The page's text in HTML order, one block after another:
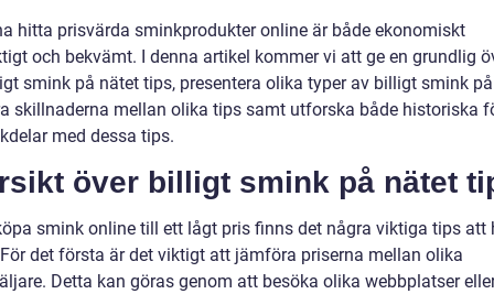
hitta prisvärda sminkprodukter online är både ekonomiskt
och bekvämt. I denna artikel kommer vi att ge en grundlig
smink på nätet tips, presentera olika typer av billigt smink
skillnaderna mellan olika tips samt utforska både historiska
med dessa tips.
över billigt smink på nätet
smink online till ett lågt pris finns det några viktiga tips att
det första är det viktigt att jämföra priserna mellan olika
Detta kan göras genom att besöka olika webbplatser